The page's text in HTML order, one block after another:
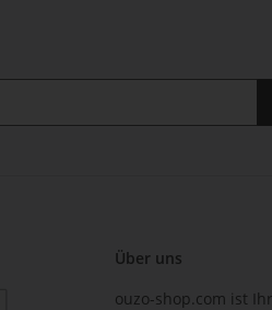
Über uns
ouzo-shop.com ist